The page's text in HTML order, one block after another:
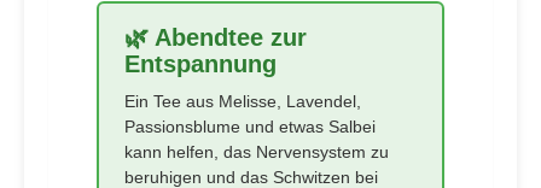
🌿 Abendtee zur
Entspannung
Ein Tee aus Melisse, Lavendel,
Passionsblume und etwas Salbei
kann helfen, das Nervensystem zu
beruhigen und das Schwitzen bei